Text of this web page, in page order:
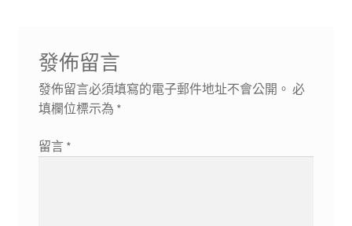
發佈留言
發佈留言必須填寫的電子郵件地址不會公開。 必
填欄位標示為 *
留言 *